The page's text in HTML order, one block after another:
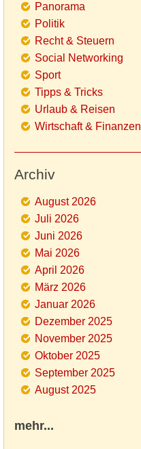
Panorama
Politik
Recht & Steuern
Social Networking
Sport
Tipps & Tricks
Urlaub & Reisen
Wirtschaft & Finanzen
Archiv
August 2026
Juli 2026
Juni 2026
Mai 2026
April 2026
März 2026
Januar 2026
Dezember 2025
November 2025
Oktober 2025
September 2025
August 2025
mehr...